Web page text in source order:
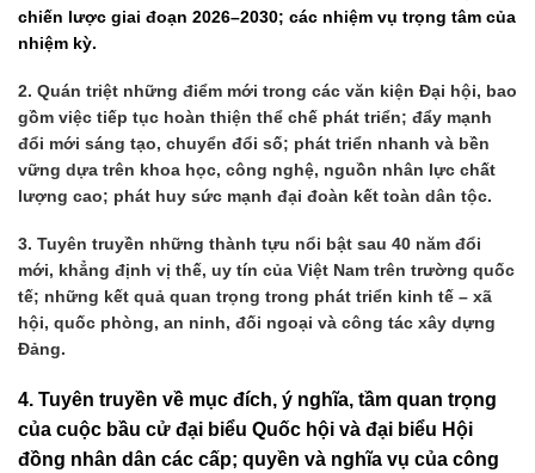
chiến lược giai đoạn 2026–2030; các nhiệm vụ trọng tâm của
nhiệm kỳ.
2. Quán triệt những điểm mới trong các văn kiện Đại hội, bao
gồm việc tiếp tục hoàn thiện thể chế phát triển; đẩy mạnh
đổi mới sáng tạo, chuyển đổi số; phát triển nhanh và bền
vững dựa trên khoa học, công nghệ, nguồn nhân lực chất
lượng cao; phát huy sức mạnh đại đoàn kết toàn dân tộc.
3. Tuyên truyền những thành tựu nổi bật sau 40 năm đổi
mới, khẳng định vị thế, uy tín của Việt Nam trên trường quốc
tế; những kết quả quan trọng trong phát triển kinh tế – xã
hội, quốc phòng, an ninh, đối ngoại và công tác xây dựng
Đảng.
4. Tuyên truyền về mục đích, ý nghĩa, tầm quan trọng
của cuộc bầu cử đại biểu Quốc hội và đại biểu Hội
đồng nhân dân các cấp; quyền và nghĩa vụ của công